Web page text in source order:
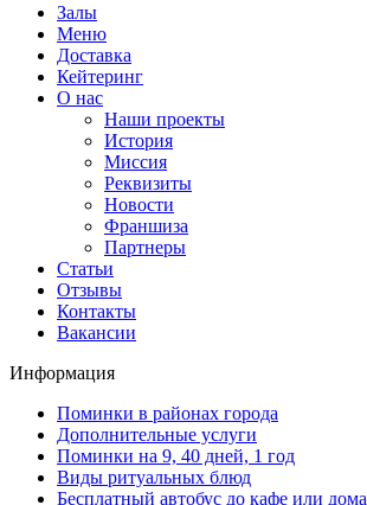
Залы
Меню
Доставка
Кейтеринг
О нас
Наши проекты
История
Миссия
Реквизиты
Новости
Франшиза
Партнеры
Статьи
Отзывы
Контакты
Вакансии
Информация
Поминки в районах города
Дополнительные услуги
Поминки на 9, 40 дней, 1 год
Виды ритуальных блюд
Бесплатный автобус до кафе или дома